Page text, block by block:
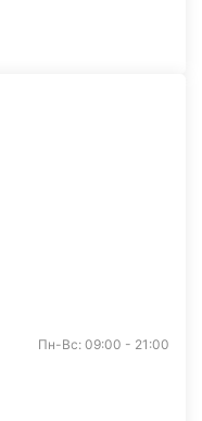
Пн-Вс: 09:00 - 21:00